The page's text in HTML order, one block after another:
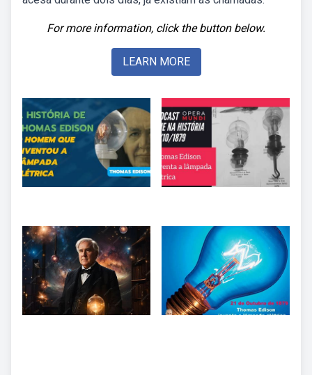
For more information, click the button below.
LEARN MORE